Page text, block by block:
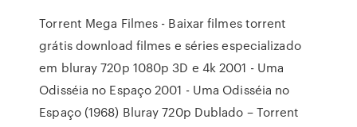
Torrent Mega Filmes - Baixar filmes torrent
grátis download filmes e séries especializado
em bluray 720p 1080p 3D e 4k 2001 - Uma
Odisséia no Espaço 2001 - Uma Odisséia no
Espaço (1968) Bluray 720p Dublado – Torrent